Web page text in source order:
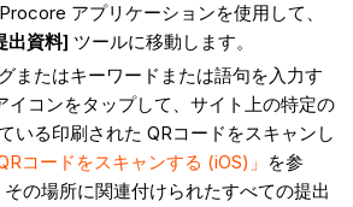
アプリケーションを使用して、
出資料] ツールに移動します。
またはキーワードまたは語句を入力す
イコンをタップして、サイト上の特定の
いる印刷された QRコードをスキャンし
コードをスキャンする (iOS)」 を参
の場所に関連付けられたすべての提出